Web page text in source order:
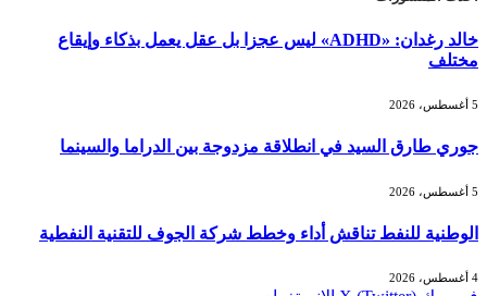
خالد رغدان: «ADHD» ليس عجزا بل عقل يعمل بذكاء وإيقاع
مختلف
جوري طارق السيد في انطلاقة مزدوجة بين الدراما والسينما
الوطنية للنفط تناقش أداء وخطط شركة الجوف للتقنية النفطية